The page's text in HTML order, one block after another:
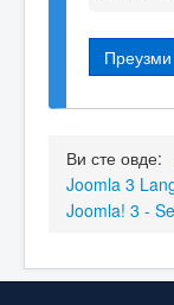
Преузми
Ви сте овде:
Joomla 3
Joomla! 3 -